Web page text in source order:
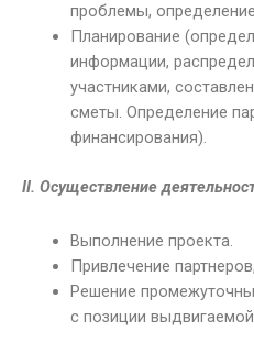
проблемы,
Планирование
информации,
участниками,
сметы. Определение
финансирования).
II. Осуществление
Выполнение проекта.
Привлечение
Решение
с позиции